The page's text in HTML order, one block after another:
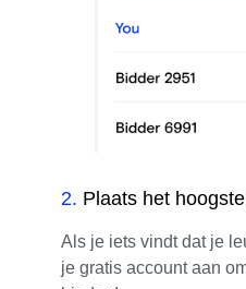
2. Plaats het
Als je iets vindt dat je
je gratis account aan